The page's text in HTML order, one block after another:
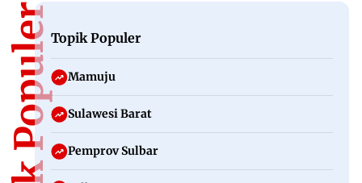
Topik Populer
Mamuju
Sulawesi Barat
Pemprov Sulbar